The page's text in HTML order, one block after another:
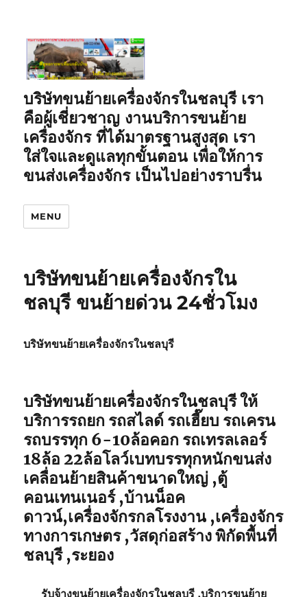
บริษัทขนย้ายเครื่องจักรในชลบุรี เรา
คือผู้เชี่ยวชาญ งานบริการขนย้าย
เครื่องจักร ที่ได้มาตรฐานสูงสุด เรา
ใส่ใจและดูแลทุกขั้นตอน เพื่อให้การ
ขนส่งเครื่องจักร เป็นไปอย่างราบรื่น
MENU
บริษัทขนย้ายเครื่องจักรใน
ชลบุรี ขนย้ายด่วน 24ชั่วโมง
บริษัทขนย้ายเครื่องจักรในชลบุรี
บริษัทขนย้ายเครื่องจักรในชลบุรี ให้
บริการรถยก รถสไลด์ รถเฮี๊ยบ รถเครน
รถบรรทุก 6-10ล้อคอก รถเทรลเลอร์
18ล้อ 22ล้อโลว์เบทบรรทุกหนักขนส่ง
เคลื่อนย้ายสินค้าขนาดใหญ่ ,ตู้
คอนเทนเนอร์ ,บ้านน็อค
ดาวน์,เครื่องจักรกลโรงงาน ,เครื่องจักร
ทางการเกษตร ,วัสดุก่อสร้าง พิกัดพื้นที่
ชลบุรี ,ระยอง
รับจ้างขนย้ายเครื่องจักรในชลบุรี,บริการขนย้าย